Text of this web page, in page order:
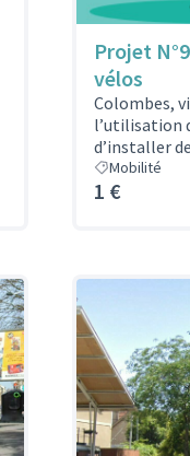
Projet
vélos
Colombes,
l’utilisation
d’installer
Mobilité
1 €